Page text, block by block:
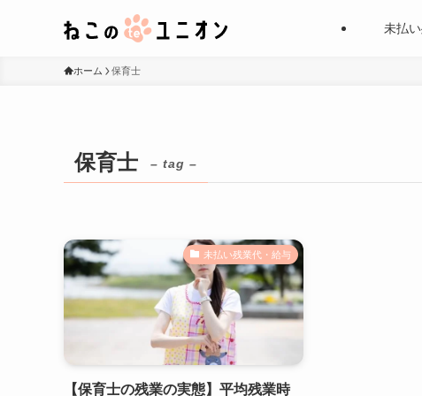
未払
ホーム 保育士
保育士 – tag –
未払い残業代・給与
【保育士の残業の実態】平均残業時